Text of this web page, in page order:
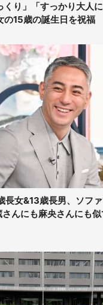
くり」「すっかり大人
の15歳の誕生日を祝福
長女&13歳長男、ソフ
さんにも麻央さんにも